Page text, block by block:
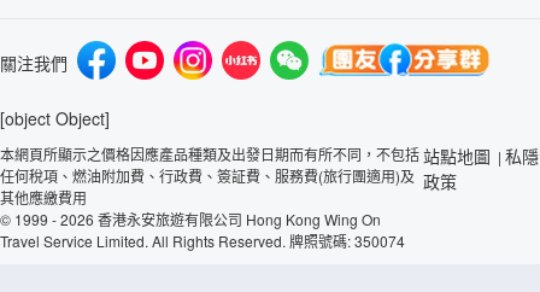
關注我們
[object Object]
本網頁所顯示之價格因應產品種類及出發日期而有所不同，不包括
任何稅項、燃油附加費、行政費、簽証費、服務費(旅行團適用)及
其他應繳費用
© 1999 - 2026 香港永安旅遊有限公司 Hong Kong Wing On
Travel Service Limited. All Rights Reserved. 牌照號碼: 350074
站點地圖 | 私隱
政策